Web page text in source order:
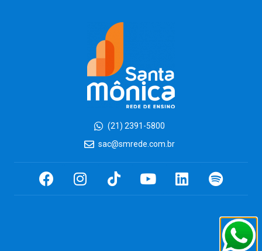
(21) 2391-5800
sac@smrede.com.br